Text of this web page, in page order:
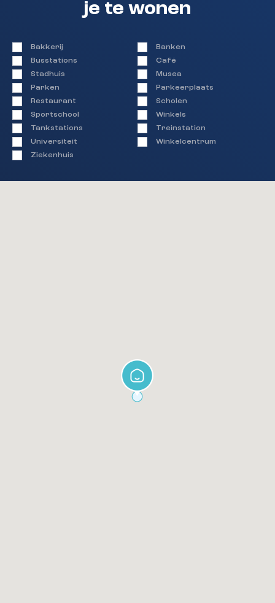
je te wonen
Bakkerij
Banken
Busstations
Café
Stadhuis
Musea
Parken
Parkeerplaats
Restaurant
Scholen
Sportschool
Winkels
Tankstations
Treinstation
Universiteit
Winkelcentrum
Ziekenhuis